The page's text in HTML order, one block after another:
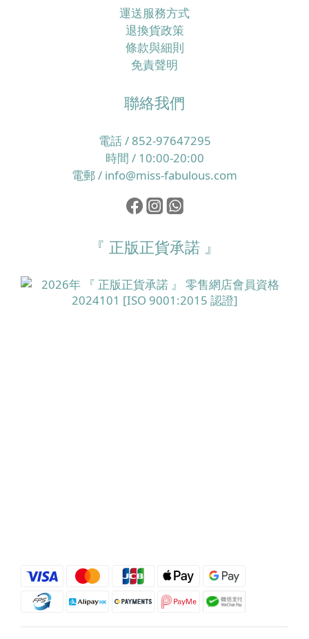
頭水，甚至一日洗兩三次，希望可以「洗到好乾爽」；
短時間內你可能覺得輕鬆咗，但頭皮角質層同皮脂膜卻
愈來愈脆弱。 一旦屏障受損，頭皮更易發炎、起頭瘡、
痕癢同產生頭皮屑，於是身體會再分泌更多油脂保護自
外食多、蔬果及優質蛋白質攝取不足，又或經常捱夜、
壓力大，毛囊所需的微量營養素就未必夠用，令髮絲質
甩得多頭髮。 所以，改善香港濕熱季節的掉髮問題，必
須同時照顧頭皮環境同營養補給，而唔係只靠一支洗頭
水或一樽補充品就想完全解決。核心重點：穩定頭皮＋
補足毛囊微量營養素，先談得上真正養髮要令髮絲真正
生得好，最根本係兩個層面：一是頭皮環境要穩定、油
他命、礦物質及其他微量營養素，支持整個生長周期。
護甲護髮保健丸 就一次性提供 13 種營養素，其中維他
命 A、生物素及菸鹼酸有助維持正常皮膚，而鋅則有助
Doppelherz雙心全面護膚護甲護髮保健丸＋Rausch 柳
樹皮洗頭水Priorin Anti Hair Loss Capsules 270 粒屬於
專門針對掉髮人士的歐洲養髮補充品，透過提供毛囊所
需的微量營養素，由內支援頭髮生長，特別適合覺得整
運送服務方式
退換貨政策
條款與細則
免責聲明
聯絡我們
電話 / 852-97647295
時間 / 10:00-20:00
電郵 / info@miss-fabulous.com
『 正版正貨承諾 』